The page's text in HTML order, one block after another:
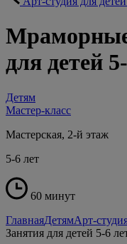
Мраморные
для детей
Детям
Мастер-класс
Мастерская, 2-й этаж
5-6 лет
60 минут
ГлавнаяДетямАрт-
Занятия для детей 5-6